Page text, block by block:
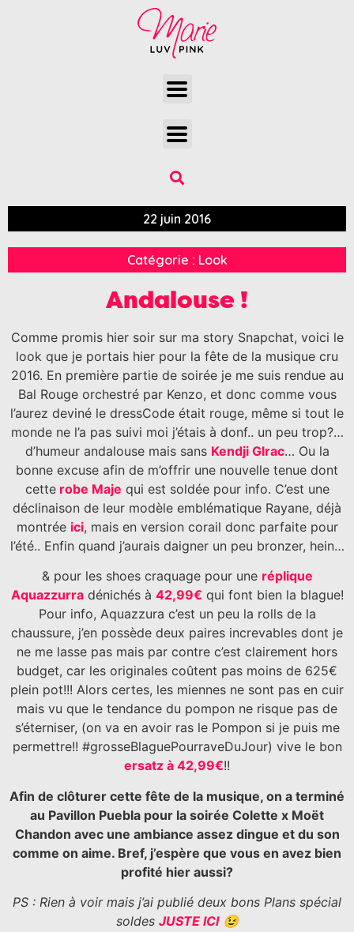
22 juin 2016
Catégorie : Look
Andalouse !
Comme promis hier soir sur ma story Snapchat, voici le
look que je portais hier pour la fête de la musique cru
2016. En première partie de soirée je me suis rendue au
Bal Rouge orchestré par Kenzo, et donc comme vous
l’aurez deviné le dressCode était rouge, même si tout le
monde ne l’a pas suivi moi j’étais à donf.. un peu trop?…
d’humeur andalouse mais sans Kendji GIrac… Ou la
bonne excuse afin de m’offrir une nouvelle tenue dont
cetterobe Maje qui est soldée pour info. C’est une
déclinaison de leur modèle emblématique Rayane, déjà
montrée ici, mais en version corail donc parfaite pour
l’été.. Enfin quand j’aurais daigner un peu bronzer, hein…
& pour les shoes craquage pour une réplique
Aquazzurradénichés à 42,99€ qui font bien la blague!
Pour info, Aquazzura c’est un peu la rolls de la
chaussure, j’en possède deux paires increvables dont je
ne me lasse pas mais par contre c’est clairement hors
budget, car les originales coûtent pas moins de 625€
plein pot!!! Alors certes, les miennes ne sont pas en cuir
mais vu que le tendance du pompon ne risque pas de
s’éterniser, (on va en avoir ras le Pompon si je puis me
permettre!! #grosseBlaguePourraveDuJour) vive le bon
ersatz à 42,99€!!
Afin de clôturer cette fête de la musique, on a terminé
au Pavillon Puebla pour la soirée Colette x Moët
Chandon avec une ambiance assez dingue et du son
comme on aime. Bref, j’espère que vous en avez bien
profité hier aussi?
PS : Rien à voir mais j’ai publié deux bons Plans spécial
soldes JUSTE ICI 😉